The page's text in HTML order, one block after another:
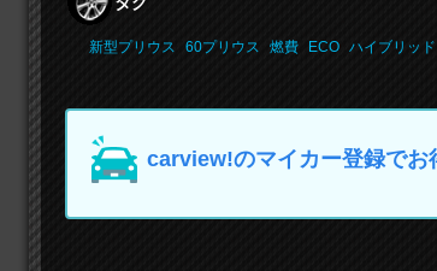
新型プリウス 60プリウス 燃費 ECO ハイブリッド
carview!のマイカー登録でお